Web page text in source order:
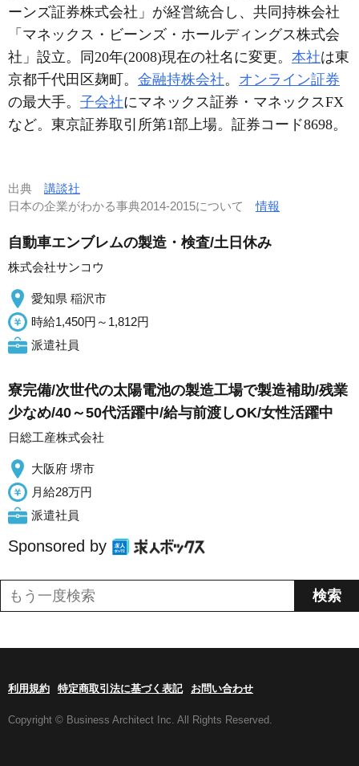
ーンズ証券株式会社」が経営統合し、共同持株会社
「マネックス・ビーンズ・ホールディングス株式会
社」設立。同20年(2008)現在の社名に変更。 本社は東
京都千代田区麹町。 金融持株会社。 オンライン証券
の最大手。 子会社にマネックス証券・マネックスFX
など。東京証券取引所第1部上場。証券コード8698。
出典 講談社
日本の企業がわかる事典2014-2015について情報
自動車エンブレムの製造・検査/土日休み
株式会社サンコウ
愛知県 稲沢市
時給1,450円～1,812円
派遣社員
寮完備/次世代の太陽電池の製造工場で製造補助/残業
少なめ/40～50代活躍中/給与前渡しOK/女性活躍中
日総工産株式会社
大阪府 堺市
月給28万円
派遣社員
Sponsored by
利用規約 特定商取引法に基づく表記 お問い合わせ
Copyright © Business Architect Inc. All Rights Reserved.